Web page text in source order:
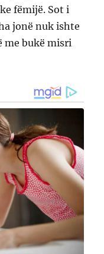
fëmijë. Sot i
jonë nuk ishte
me bukë misri